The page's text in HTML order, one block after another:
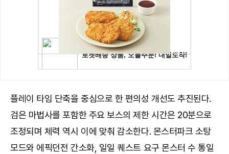
플레이 타임 단축을 중심으로 한 편의성 개선도 추진된다.
검은 마법사를 포함한 주요 보스의 제한 시간은 20분으로
조정되며 체력 역시 이에 맞춰 감소한다. 몬스터파크 소탕
모드와 에픽던전 간소화, 일일 퀘스트 요구 몬스터 수 통일